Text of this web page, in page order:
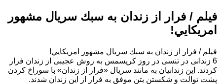
فیلم / فرار از زندان به سبك سريال مشهور
امريكايي!
فیلم / فرار از زندان به سبك سريال مشهور امريكايي!
6 زندانی در تنسی در روز کریسمس به روش عجیبی از زندان فرار
کردند. این زندانیان به مانند سریال «فرار از زندان» با سوراخ کردن
پشت توالت و شکستن بتن موفق به فرار از این زندان شدند.